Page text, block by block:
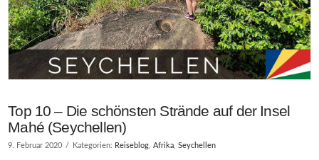
Top 10 – Die schönsten Strände auf der Insel
Mahé (Seychellen)
9. Februar 2020 Kategorien: Reiseblog ,Afrika ,Seychellen